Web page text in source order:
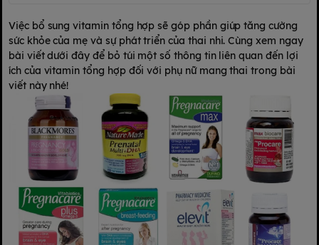
Việc bổ sung vitamin tổng hợp sẽ góp phần giúp tăng cường
sức khỏe của mẹ và sự phát triển của thai nhi. Cùng xem ngay
bài viết dưới đây để bỏ túi một số thông tin liên quan đến lợi
ích của vitamin tổng hợp đối với phụ nữ mang thai trong bài
viết này nhé!